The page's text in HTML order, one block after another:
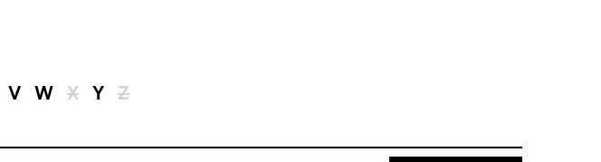
V W X Y Z